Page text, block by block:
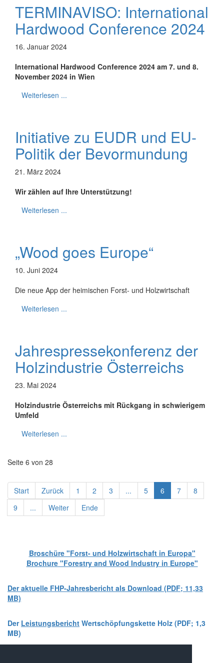
TERMINAVISO: International
Hardwood Conference 2024
16. Januar 2024
International Hardwood Conference 2024 am 7. und 8.
November 2024 in Wien
Weiterlesen ...
Initiative zu EUDR und EU-
Politik der Bevormundung
21. März 2024
Wir zählen auf Ihre Unterstützung!
Weiterlesen ...
„Wood goes Europe“
10. Juni 2024
Die neue App der heimischen Forst- und Holzwirtschaft
Weiterlesen ...
Jahrespressekonferenz der
Holzindustrie Österreichs
23. Mai 2024
Holzindustrie Österreichs mit Rückgang in schwierigem
Umfeld
Weiterlesen ...
Seite 6 von 28
Start Zurück 1 2 3 ... 5 6 7
8
9
... Weiter Ende
Broschüre "Forst- und Holzwirtschaft in Europa"
Brochure "Forestry and Wood Industry in Europe"
Der aktuelle FHP-Jahresbericht als Download (PDF; 11,33
MB)
Der Leistungsbericht Wertschöpfungskette Holz (PDF; 1,3
MB)